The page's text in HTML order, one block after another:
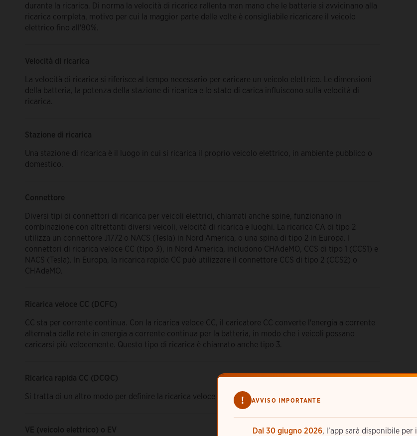
! AVVISO IMPORTANTE
Dal 30 giugno 2026, l’app sarà disponibile per i
durante la ricarica. Di norma la velocità di ricarica rallenta man mano che le batterie si avvicinano alla
ricarica completa, motivo per cui la maggior parte delle volte è consigliabile ricaricare il veicolo
elettrico fino all'80%.
Velocità di ricarica
La velocità di ricarica si riferisce al tempo necessario per caricare un veicolo elettrico. Le dimensioni
della batteria, la potenza della stazione di ricarica e lo stato di carica influiscono sulla velocità di
ricarica.
Stazione di ricarica
Una stazione di ricarica è il luogo in cui si ricarica il proprio veicolo elettrico, in ambiente pubblico o
domestico.
Connettore
Diversi tipi di connettori di ricarica per veicoli elettrici, chiamati anche spine, funzionano in
combinazione con altrettanti diversi veicoli, velocità di ricarica e luoghi. La ricarica CA di tipo 2
utilizza un connettore J1772 o NACS (Tesla) in Nord America, o una spina di tipo 2 in Europa. I
connettori di ricarica veloce CC (tipo 3), in Nord America, includono CHAdeMO, CCS di tipo 1 (CCS1) e
NACS (Tesla). In Europa, la ricarica rapida CC può utilizzare il connettore CCS di tipo 2 (CCS2) o
CHAdeMO.
Ricarica veloce CC (DCFC)
CC sta per corrente continua. Con la ricarica veloce CC, il caricatore CC converte l'energia a corrente
alternata dalla rete in energia a corrente continua per la batteria, in modo che i veicoli possano
caricarsi più velocemente. Questo tipo di ricarica è chiamato anche tipo 3.
Ricarica rapida CC (DCQC)
Si tratta di un altro modo per definire la ricarica veloce CC.
VE (veicolo elettrico) o EV